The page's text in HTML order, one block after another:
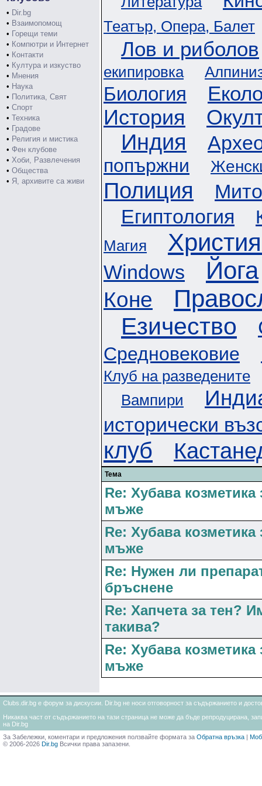
• Dir.bg
• Взаимопомощ
• Горещи теми
• Компютри и Интернет
• Контакти
• Култура и изкуство
• Мнения
• Наука
• Политика, Свят
• Спорт
• Техника
• Градове
• Религия и мистика
• Фен клубове
• Хоби, Развлечения
• Общества
• Я, архивите са живи
Театър, Опера, Балет
Лов и риболов
екипировка
Биология
История
Индия
попържни
Полиция
Египтология
Магия
Windows Йога
Коне
Езичество
Средновековие
Клуб на разведените
Вампири
исторически
клуб
Тема
Re: Хубава козметика
мъже
Re: Хубава козметика
мъже
Re: Нужен ли
бръснене
Re: Хапчета за тен?
такива?
Re: Хубава козметика
мъже
Clubs.dir.bg е форум за дискусии. Dir.bg не носи отговорност за съдържанието и
Никаква част от съдържанието на тази страница не може да бъде репродуцирана,
на Dir.bg
За Забележки, коментари и предложения ползвайте формата за Обратна връзка |
© 2006-2026 Dir.bg Всички права запазени.